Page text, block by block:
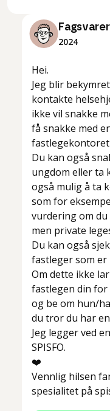
2024
Hei.
Jeg blir
kontakte
ikke vil snakke
få snakke med
Du kan også
ungdom eller ta
også mulig å ta
som for
vurdering om du
men private
Du kan også
fastleger som
Om dette ikke
fastlegen din
og be om hun/
du tror du har
Jeg legger ved
SPISFO.
❤️
Vennlig hilsen
spesialitet på